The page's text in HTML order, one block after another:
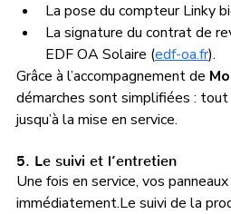
La pose du compteur Linky
La signature du contrat de
EDF OA Solaire (edf-oa.fr).
Grâce à l’accompagnement de
démarches sont simplifiées :
jusqu’à la mise en service.
5. Le suivi et l’entretien
Une fois en service, vos
immédiatement.Le suivi de la